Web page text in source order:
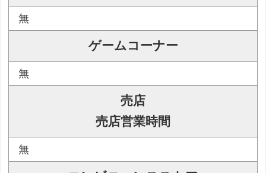
無
ゲームコーナー
無
売店
売店営業時間
無